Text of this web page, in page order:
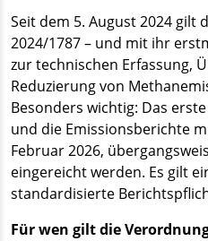
Seit dem 5. August 2024 gilt
2024/1787 – und mit ihr
zur technischen Erfassung,
Reduzierung von
Besonders wichtig: Das
und die Emissionsberichte
Februar 2026,
eingereicht werden. Es gilt
standardisierte
Für wen gilt die